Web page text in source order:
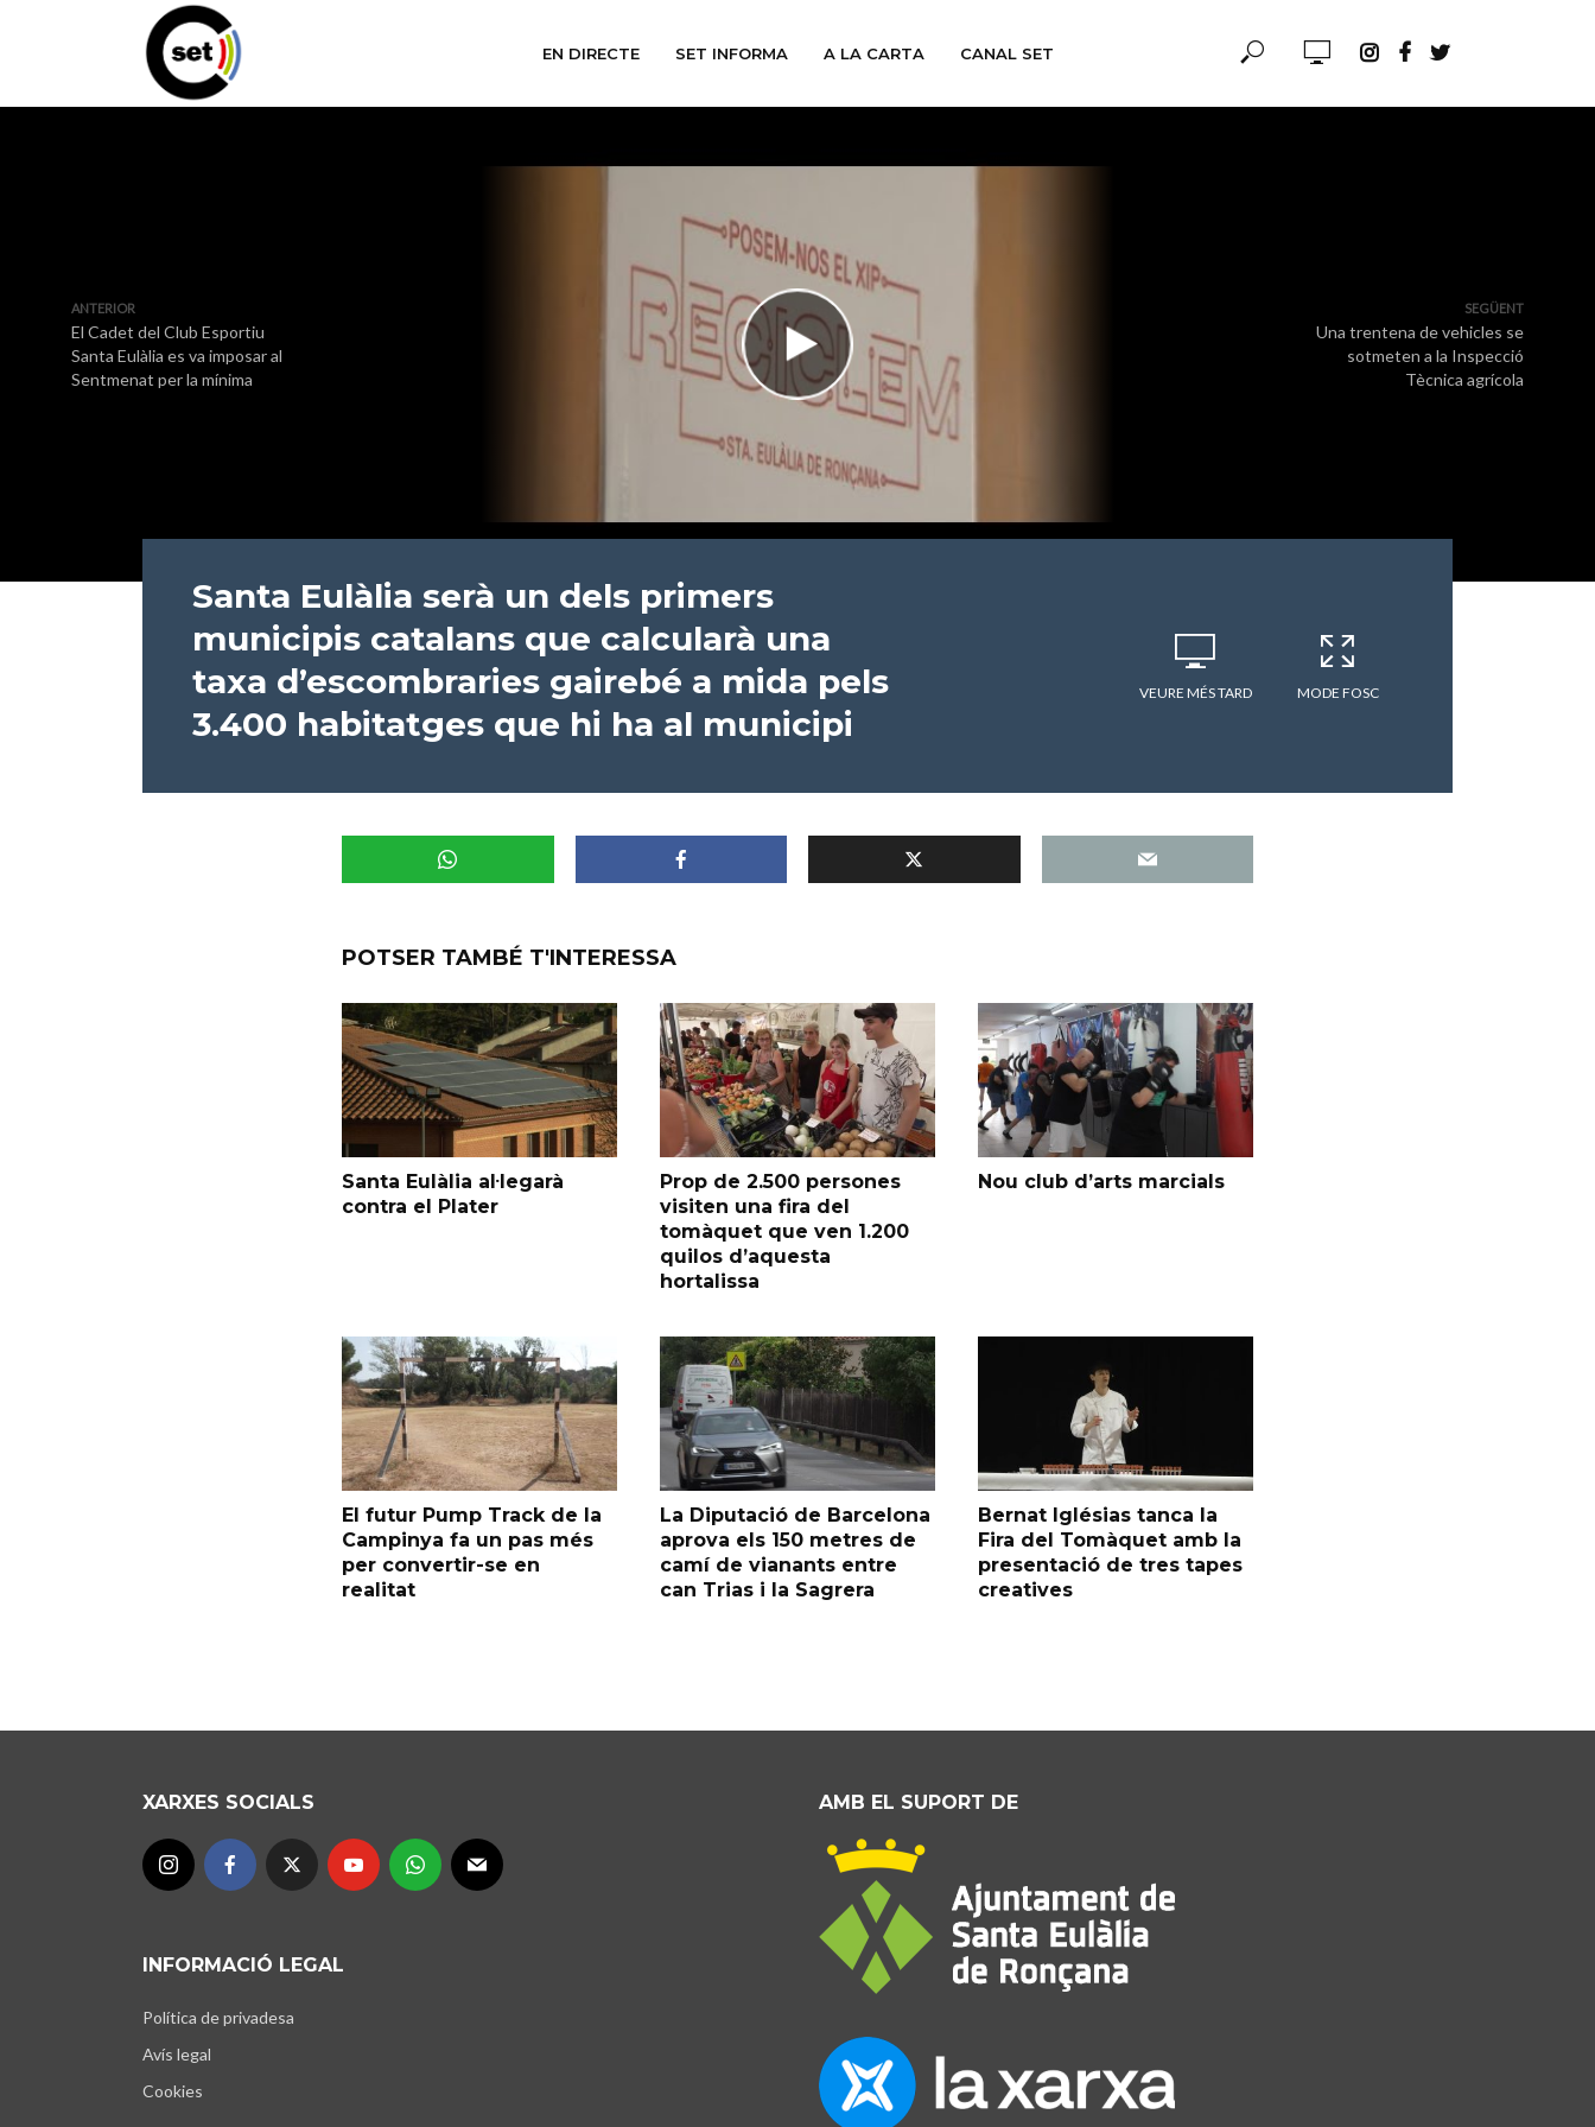
EN DIRECTE SET INFORMA A LA CARTA CANAL SET
ANTERIOR
El Cadet del Club Esportiu
Santa Eulàlia es va imposar al
Sentmenat per la mínima
SEGÜENT
Una trentena de vehicles se
sotmeten a la Inspecció
Tècnica agrícola
Santa Eulàlia serà un dels primers
municipis catalans que calcularà una
taxa d’escombraries gairebé a mida pels
3.400 habitatges que hi ha al municipi
VEURE MÉS TARD MODE FOSC
POTSER TAMBÉ T'INTERESSA
Santa Eulàlia al·legarà
contra el Plater
Prop de 2.500 persones
visiten una fira del
tomàquet que ven 1.200
quilos d’aquesta
hortalissa
Nou club d’arts marcials
El futur Pump Track de la
Campinya fa un pas més
per convertir-se en
realitat
La Diputació de Barcelona
aprova els 150 metres de
camí de vianants entre
can Trias i la Sagrera
Bernat Iglésias tanca la
Fira del Tomàquet amb la
presentació de tres tapes
creatives
XARXES SOCIALS
INFORMACIÓ LEGAL
Política de privadesa
Avís legal
Cookies
AMB EL SUPORT DE